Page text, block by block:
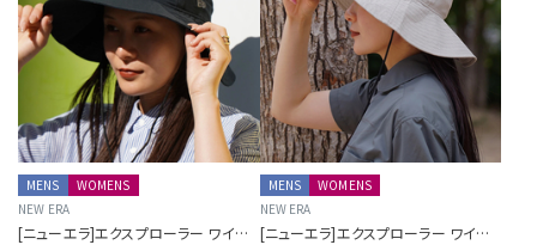
MENS
WOMENS
NEW ERA
[ニューエラ]エクスプローラー ワイドブリム ドットエアー SORA別注 ブラック
MENS
WOMENS
NEW ERA
[ニューエラ]エクスプローラー ワイドブリム ドットエアー SORA別注 ベージュ